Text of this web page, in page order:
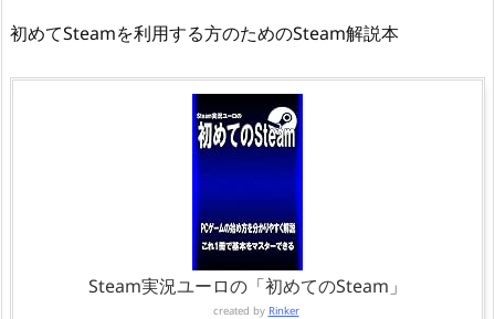
初めてSteamを利用する方のためのSteam解説本
Steam実況ユーロの「初めてのSteam」
created by Rinker